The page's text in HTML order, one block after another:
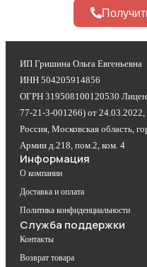
ИП Гришина Ольга Евгеньевна
ИНН 504205914856
ОГРН 319508100120530
77-21-3-001266) от 24.03.2022,
Россия, Московская область,
Армии д.218, пом.2, ком. 4
Информация
О компании
Доставка и оплата
Политика конфиденциальности
Служба поддержки
Контакты
Возврат товара